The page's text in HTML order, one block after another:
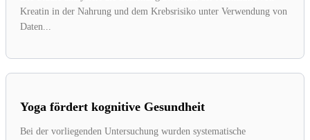
Kreatin in der Nahrung und dem Krebsrisiko unter Verwendung von
Daten...
Yoga fördert kognitive Gesundheit
Bei der vorliegenden Untersuchung wurden systematische